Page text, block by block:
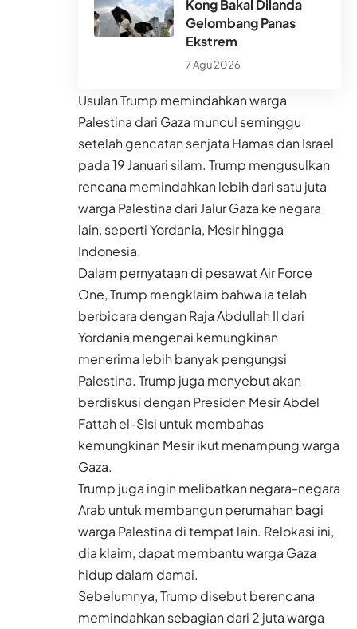
Kong Bakal Dilanda
Gelombang Panas
Ekstrem
7 Agu 2026
Usulan Trump memindahkan warga
Palestina dari Gaza muncul seminggu
setelah gencatan senjata Hamas dan Israel
pada 19 Januari silam. Trump mengusulkan
rencana memindahkan lebih dari satu juta
warga Palestina dari Jalur Gaza ke negara
lain, seperti Yordania, Mesir hingga
Indonesia.
Dalam pernyataan di pesawat Air Force
One, Trump mengklaim bahwa ia telah
berbicara dengan Raja Abdullah II dari
Yordania mengenai kemungkinan
menerima lebih banyak pengungsi
Palestina. Trump juga menyebut akan
berdiskusi dengan Presiden Mesir Abdel
Fattah el-Sisi untuk membahas
kemungkinan Mesir ikut menampung warga
Gaza.
Trump juga ingin melibatkan negara-negara
Arab untuk membangun perumahan bagi
warga Palestina di tempat lain. Relokasi ini,
dia klaim, dapat membantu warga Gaza
hidup dalam damai.
Sebelumnya, Trump disebut berencana
memindahkan sebagian dari 2 juta warga